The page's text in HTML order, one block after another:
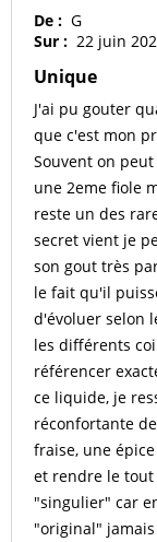
De : G
Sur : 22 juin
Unique
J'ai pu gouter
que c'est mon
Souvent on
une 2eme fiole
reste un des
secret vient je
son gout très
le fait qu'il
d'évoluer selon
les différents
référencer
ce liquide, je
réconfortante
fraise, une
et rendre le
"singulier" car
"original"